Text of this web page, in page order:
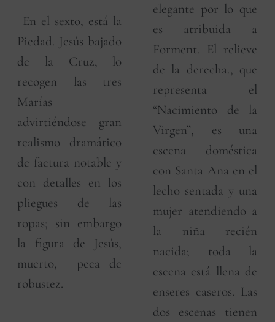
En el sexto, está la
Piedad. Jesús bajado
de la Cruz, lo
recogen las tres
Marías
advirtiéndose gran
realismo dramático
de factura notable y
con detalles en los
pliegues de las
ropas; sin embargo
la figura de Jesús,
muerto, peca de
robustez.
elegante por lo que
es atribuida a
Forment. El relieve
de la derecha., que
representa el
“Nacimiento de la
Virgen”, es una
escena doméstica
con Santa Ana en el
lecho sentada y una
mujer atendiendo a
la niña recién
nacida; toda la
escena está llena de
enseres caseros. Las
dos escenas tienen